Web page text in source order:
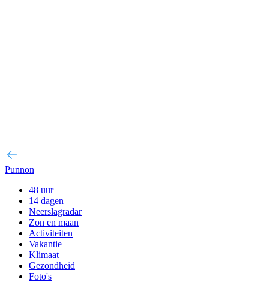
Punnon
48 uur
14 dagen
Neerslagradar
Zon en maan
Activiteiten
Vakantie
Klimaat
Gezondheid
Foto's